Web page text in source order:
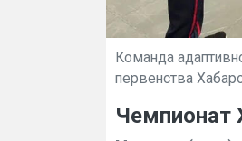
Команда
первенства
Чемпионат